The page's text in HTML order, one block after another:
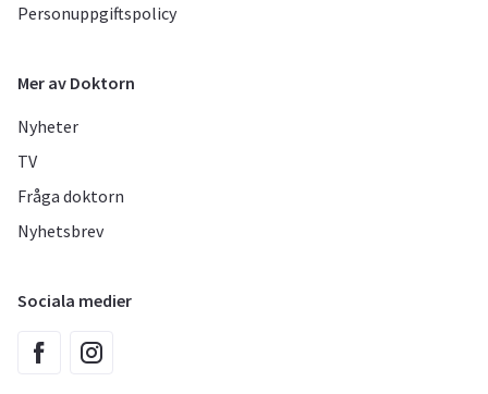
Personuppgiftspolicy
Mer av Doktorn
Nyheter
TV
Fråga doktorn
Nyhetsbrev
Sociala medier